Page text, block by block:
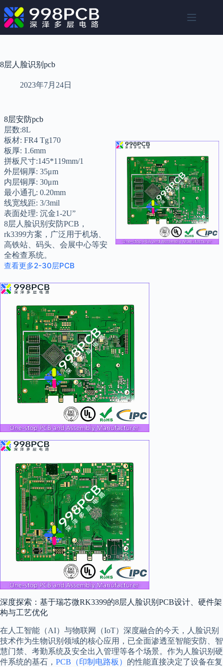
至
内
容
8层人脸识别pcb
2023年7月24日
8层安防pcb
层数:8L
板材: FR4 Tg170
板厚: 1.6mm
拼板尺寸:145*119mm/1
外层铜厚: 35μm
内层铜厚: 30μm
最小通孔: 0.20mm
线宽线距: 3/3mil
表面处理: 沉金1-2U”
8层人脸识别安防PCB，
rk3399方案，广泛用于机场、
高铁站、码头、会展中心等安
全检查系统。
查看更多2-30层PCB
深度探索：基于瑞芯微RK3399的8层人脸识别PCB设计、硬件架
构与工艺优化
在人工智能（AI）与物联网（IoT）深度融合的今天，人脸识别
技术作为生物识别领域的核心应用，已全面渗透至智能安防、智
慧门禁、考勤系统及安全出入管理等各个场景。作为人脸识别硬
件系统的基石， PCB（印制电路板） 的性能直接决定了设备在复